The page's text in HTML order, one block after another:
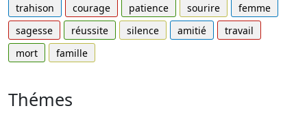
trahison
courage patience sourire
femme
sagesse
réussite silence amitié
travail
mort
famille
Thémes